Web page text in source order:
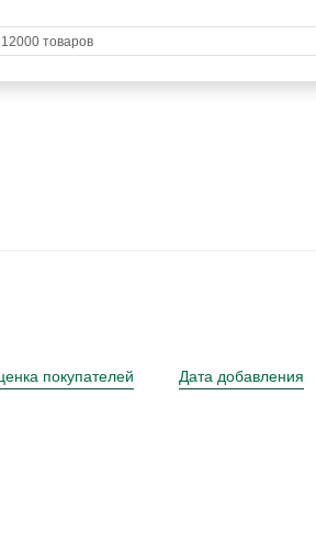
покупателей Дата добавления